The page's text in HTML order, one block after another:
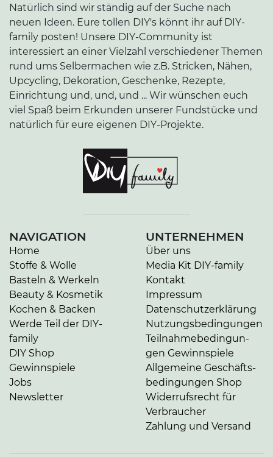
Natürlich sind wir ständig auf der Suche nach
neuen Ideen. Eure tollen DIY's könnt ihr auf DIY-
family posten! Unsere DIY-Community ist
interessiert an einer Vielzahl verschiedener Themen
rund ums Selbermachen wie z.B. Stricken, Nähen,
Upcycling, Dekoration, Geschenke, Rezepte,
Einrichtung und, und, und ... Wir wünschen euch
viel Spaß beim Erkunden unserer Fundstücke und
natürlich für eure eigenen DIY-Projekte.
NAVIGATION
Home
Stoffe & Wolle
Basteln & Werkeln
Beauty & Kosmetik
Kochen & Backen
Werde Teil der DIY-
family
DIY Shop
Gewinnspiele
Jobs
Newsletter
UNTERNEHMEN
Über uns
Media Kit DIY-family
Kontakt
Impressum
Da­ten­schutz­er­klä­rung
Nut­zungs­be­din­gun­gen
Teil­nah­me­be­din­gun­
gen Gewinnspiele
Allgemeine Ge­schäfts­
be­din­gun­gen Shop
Widerrufsrecht für
Verbraucher
Zahlung und Versand